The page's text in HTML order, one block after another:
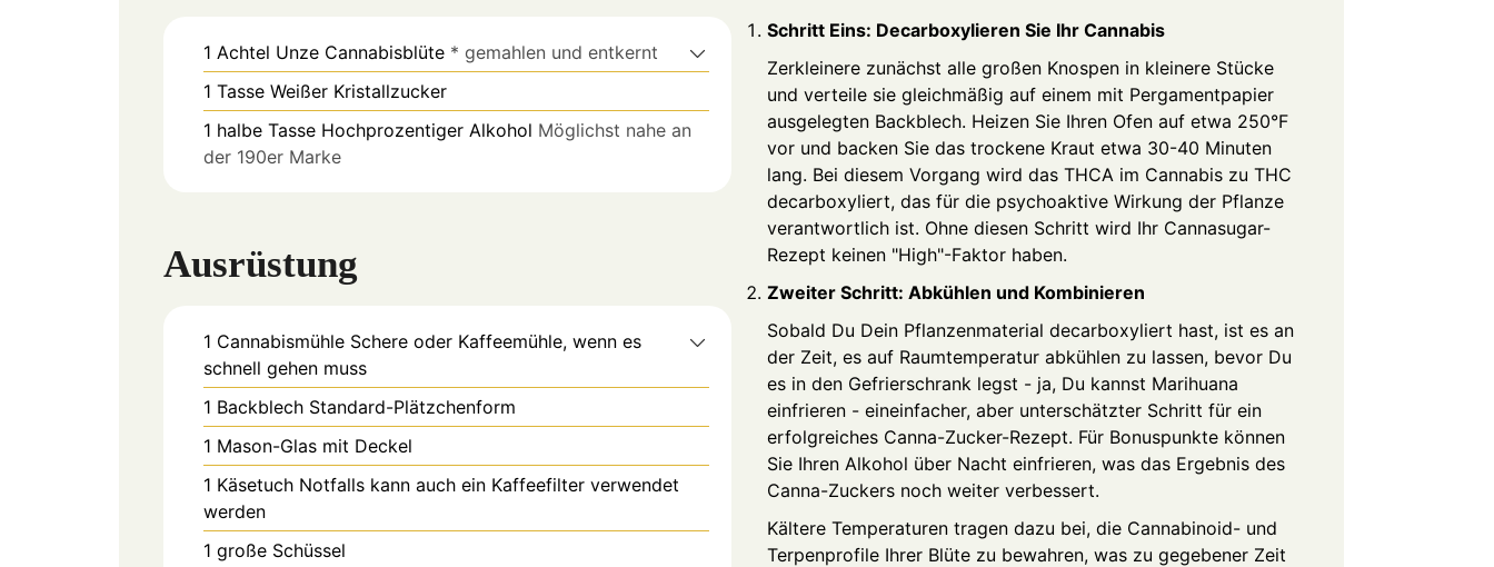
1 Achtel Unze Cannabisblüte * gemahlen und entkernt
1 Tasse Weißer Kristallzucker
1 halbe Tasse Hochprozentiger Alkohol Möglichst nahe an
der 190er Marke
Ausrüstung
1 Cannabismühle Schere oder Kaffeemühle, wenn es
schnell gehen muss
1 Backblech Standard-Plätzchenform
1 Mason-Glas mit Deckel
1 Käsetuch Notfalls kann auch ein Kaffeefilter verwendet
werden
1 große Schüssel
Schritt Eins: Decarboxylieren Sie Ihr Cannabis
Zerkleinere zunächst alle großen Knospen in kleinere Stücke
und verteile sie gleichmäßig auf einem mit Pergamentpapier
ausgelegten Backblech. Heizen Sie Ihren Ofen auf etwa 250°F
vor und backen Sie das trockene Kraut etwa 30-40 Minuten
lang. Bei diesem Vorgang wird dasTHCA im Cannabis zuTHC
decarboxyliert, das für die psychoaktive Wirkung der Pflanze
verantwortlich ist. Ohne diesen Schritt wird Ihr Cannasugar-
Rezept keinen "High"-Faktor haben.
Zweiter Schritt: Abkühlen und Kombinieren
Sobald Du Dein Pflanzenmaterial decarboxyliert hast, ist es an
der Zeit, es auf Raumtemperatur abkühlen zu lassen, bevor Du
es in den Gefrierschrank legst - ja, Du kannst Marihuana
einfrieren - eineinfacher, aber unterschätzter Schritt für ein
erfolgreiches Canna-Zucker-Rezept. Für Bonuspunkte können
Sie Ihren Alkohol über Nacht einfrieren, was das Ergebnis des
Canna-Zuckers noch weiter verbessert.
Kältere Temperaturen tragen dazu bei, die Cannabinoid- und
Terpenprofile Ihrer Blüte zu bewahren, was zu gegebener Zeit